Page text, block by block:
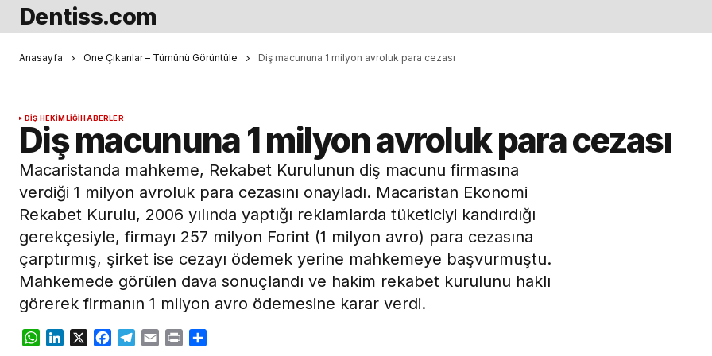
Dentiss.com
Anasayfa Öne Çıkanlar – Tümünü Görüntüle Diş macununa 1 milyon avroluk para cezası
DIŞ HEKIMLIĞIHABERLER
Diş macununa 1 milyon avroluk para cezası
Macaristanda mahkeme, Rekabet Kurulunun diş macunu firmasına
verdiği 1 milyon avroluk para cezasını onayladı. Macaristan Ekonomi
Rekabet Kurulu, 2006 yılında yaptığı reklamlarda tüketiciyi kandırdığı
gerekçesiyle, firmayı 257 milyon Forint (1 milyon avro) para cezasına
çarptırmış, şirket ise cezayı ödemek yerine mahkemeye başvurmuştu.
Mahkemede görülen dava sonuçlandı ve hakim rekabet kurulunu haklı
görerek firmanın 1 milyon avro ödemesine karar verdi.
WhatsApp
LinkedIn
X Facebook
Telegram
Email Print